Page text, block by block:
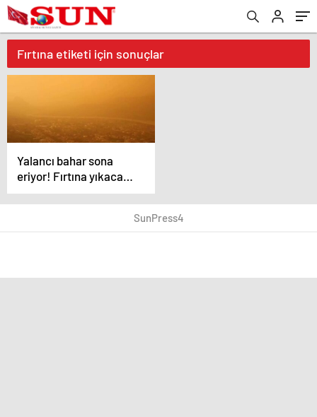
Fırtına etiketi için sonuçlar
Yalancı bahar sona
eriyor! Fırtına yıkacak,
gökten çamur yağacak
SunPress4